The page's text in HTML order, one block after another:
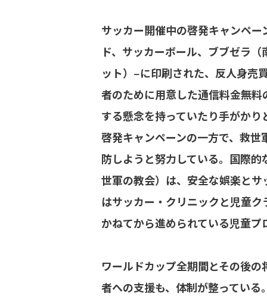
サッカー開催中の啓発キャンペ
ド、サッカーボール、ブブゼラ
ット）−に印刷された、反人身売
者のために用意した通信料金無
する懸念を持っていたり手がか
啓発キャンペーンの一方で、救
防しようと努力している。国際
世軍の教会）は、安全な娯楽と
はサッカー・クリニックと児童
かねてから進められている児童
ワールドカップ全期間とその後
者への支援も、体制が整っている